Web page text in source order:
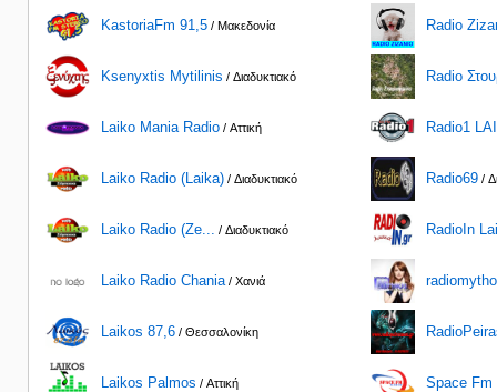
KastoriaFm 91,5 / Μακεδονία
Ksenyxtis Mytilinis / Διαδυκτιακό
Laiko Mania Radio / Αττική
Laiko Radio (Laika) / Διαδυκτιακό
Laiko Radio (Ze... / Διαδυκτιακό
Laiko Radio Chania / Χανιά
Laikos 87,6 / Θεσσαλονίκη
Laikos Palmos / Αττική
Radio
Radio
Radio1
Radio69 /
RadioIn
Space Fm